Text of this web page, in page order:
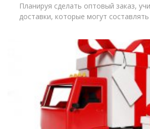
Планируя сделать оптовый заказ,
доставки, которые могут
Оптовым покупателям
Работаем с физическими и